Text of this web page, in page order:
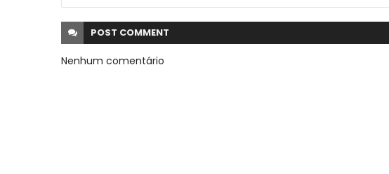
POST COMMENT
Nenhum comentário